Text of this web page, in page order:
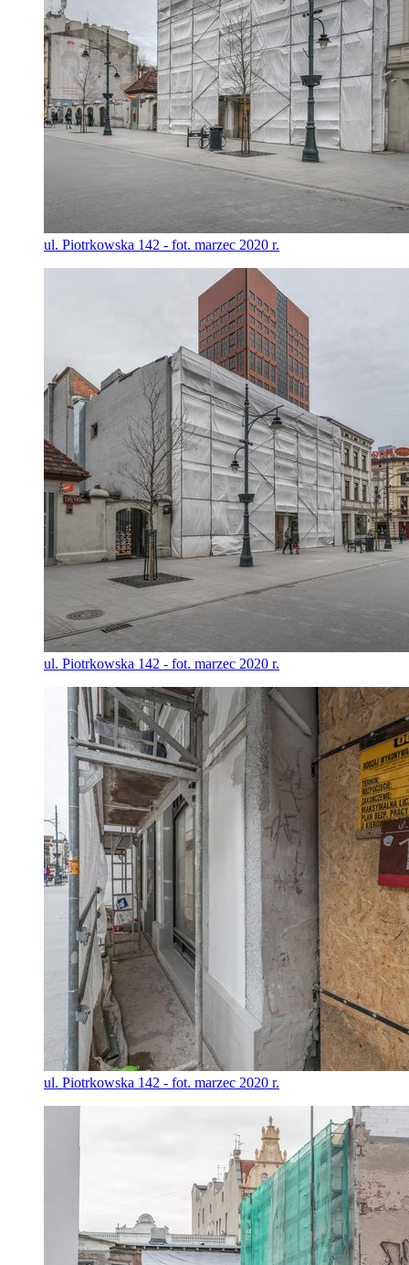
ul. Piotrkowska 142 - fot. marzec 2020 r.
ul. Piotrkowska 142 - fot. marzec 2020 r.
ul. Piotrkowska 142 - fot. marzec 2020 r.